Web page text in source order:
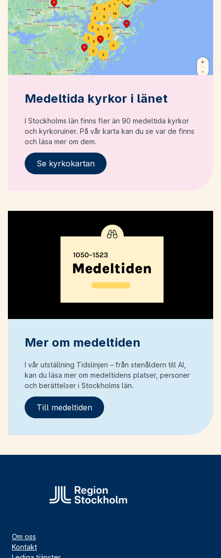
Medeltida kyrkor i länet
I Stockholms län finns fler än 90 medeltida kyrkor
och kyrkoruiner. På vår karta kan du se var de finns
och läsa mer om dem.
Se kyrkokartan
Mer om medeltiden
I vår utställning Tidslinjen – från stenåldern till AI,
kan du läsa mer om medeltidens platser, personer
och berättelser i Stockholms län.
Till medeltiden
Om oss
Kontakt